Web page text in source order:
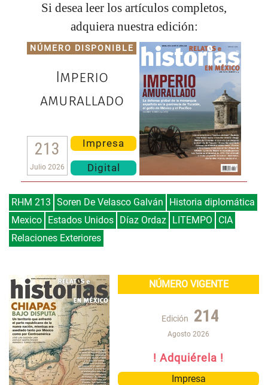
Si desea leer los artículos completos,
adquiera nuestra edición:
NÚMERO DISPONIBLE
Imperio
amurallado
213
Julio 2026
Impresa
Digital
RHM 213 Soren De Velasco Galván
Historia diplomática
Mexico Estados Unidos Díaz Ordaz LITEMPO
CIA
Relaciones Exteriores
NÚMERO VIGENTE
Edición 214
Agosto 2026
! Adquiérela !
Impresa